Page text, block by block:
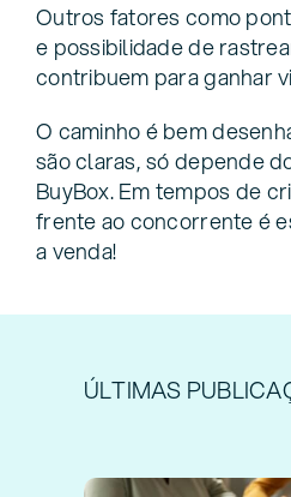
Outros fatores como
e possibilidade de
contribuem para ganhar
O caminho é bem
são claras, só depende
BuyBox. Em tempos de
frente ao concorrente é
a venda!
ÚLTIMAS